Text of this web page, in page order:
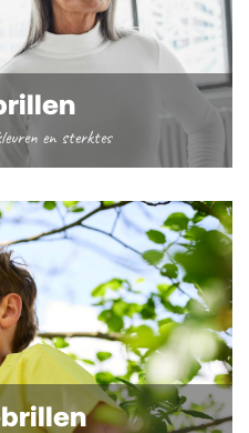
en sterktes